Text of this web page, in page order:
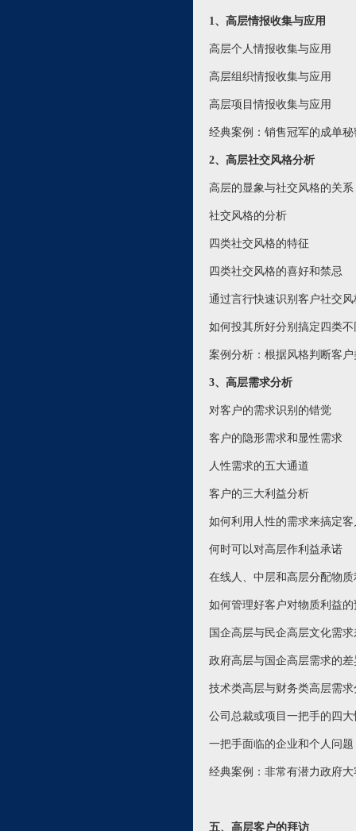
1、高层情报收集与应用
高层个人情报收集与应用
高层组织情报收集与应用
高层项目情报收集与应用
经典案例：销售冠军的成单
2、高层社交风格分析
高层的显象与社交风格的关系
社交风格的分析
四类社交风格的特征
四类社交风格的喜好和禁忌
通过言行快速识别客户社交风
如何投其所好分别搞定四类
案例分析：根据风格判断客
3、高层需求分析
对客户的需求识别的错觉
客户的隐形需求和显性需求
人性需求的五大通道
客户的三大利益分析
如何利用人性的需求来搞定客
何时可以对高层作利益承诺
在线人、中层和高层分配物质
如何管理好客户对物质利益的
国企高层与民企高层文化需
政府高层与国企高层需求的差
技术类高层与财务类高层需求
公司总裁或项目一把手的四大
一把手面临的企业和个人问题
经典案例：非常有潜力政府
五、高层客户的拜访